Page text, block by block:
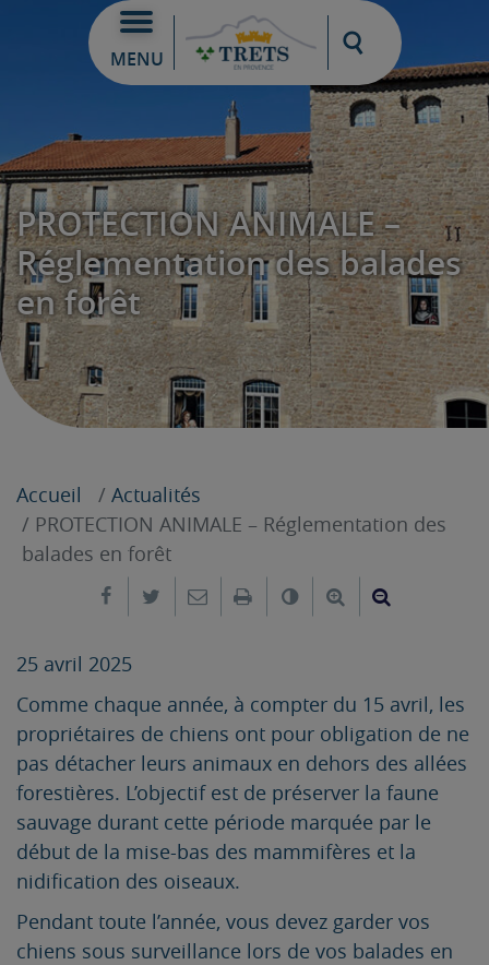
MENU
Moteur de
PROTECTION ANIMALE –
Réglementation des balades
en forêt
Accueil
Actualités
PROTECTION ANIMALE – Réglementation des
balades en forêt
Partager sur Facebook
Partager sur Twitter
Envoyer par e-mail
ImprimerChanger leAgrandir le
25 avril 2025
Comme chaque année, à compter du 15 avril, les
propriétaires de chiens ont pour obligation de ne
pas détacher leurs animaux en dehors des allées
forestières. L’objectif est de préserver la faune
sauvage durant cette période marquée par le
début de la mise-bas des mammifères et la
nidification des oiseaux.
Pendant toute l’année, vous devez garder vos
chiens sous surveillance lors de vos balades en